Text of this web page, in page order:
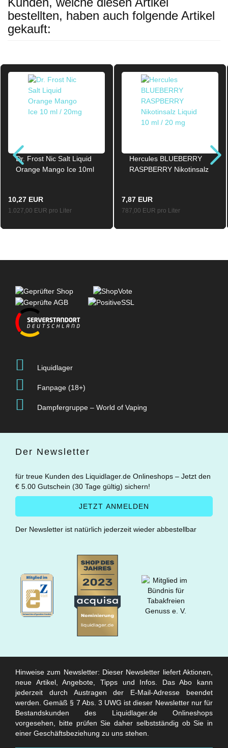
bestellten, haben auch folgende Artikel
gekauft:
Dr. Frost Nic Salt Liquid
Orange Mango Ice 10ml
10,27 EUR
1.027,00 EUR pro Liter
Hercules BLUEBERRY
RASPBERRY Nikotinsalz
7,87 EUR
787,00 EUR pro Liter
Liquidlager
Fanpage (18+)
Dampfergruppe – World of Vaping
Der Newsletter
für treue Kunden des Liquidlager.de Onlineshops – Jetzt den
€ 5.00 Gutschein (30 Tage gültig) sichern!
Der Newsletter ist natürlich jederzeit wieder abbestellbar
Hinweise zum Newsletter: Dieser Newsletter liefert Aktionen,
neue Artikel, Angebote, Tipps und Infos. Das Abo kann
jederzeit durch Austragen der E-Mail-Adresse beendet
werden. Gemäß § 7 Abs. 3 UWG ist dieser Newsletter nur für
Bestandskunden des Liquidlager.de Onlineshops
vorgesehen, bitte prüfen Sie daher selbstständig ob Sie in
einer Geschäftsbeziehung zu uns stehen.